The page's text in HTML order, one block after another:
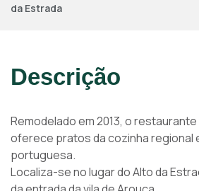
da Estrada
Descrição
Remodelado em 2013, o
oferece pratos da cozinha regional
portuguesa.
Localiza-se no lugar do Alto da